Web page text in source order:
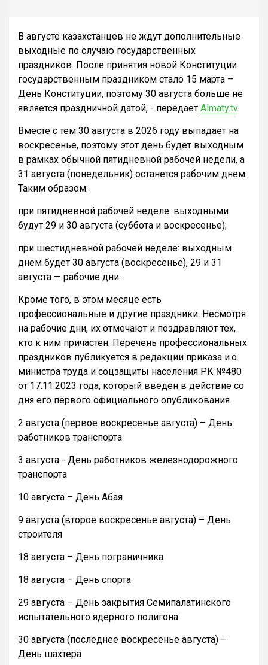
В августе казахстанцев не ждут дополнительные
выходные по случаю государственных
праздников. После принятия новой Конституции
государственным праздником стало 15 марта –
День Конституции, поэтому 30 августа больше не
является праздничной датой, - передает Almaty.tv.
Вместе с тем 30 августа в 2026 году выпадает на
воскресенье, поэтому этот день будет выходным
в рамках обычной пятидневной рабочей недели, а
31 августа (понедельник) останется рабочим днем.
Таким образом:
при пятидневной рабочей неделе: выходными
будут 29 и 30 августа (суббота и воскресенье);
при шестидневной рабочей неделе: выходным
днем будет 30 августа (воскресенье), 29 и 31
августа — рабочие дни.
Кроме того, в этом месяце есть
профессиональные и другие праздники. Несмотря
на рабочие дни, их отмечают и поздравляют тех,
кто к ним причастен. Перечень профессиональных
праздников публикуется в редакции приказа и.о.
министра труда и соцзащиты населения РК №480
от 17.11.2023 года, который введен в действие со
дня его первого официального опубликования.
2 августа (первое воскресенье августа) – День
работников транспорта
3 августа - День работников железнодорожного
транспорта
10 августа – День Абая
9 августа (второе воскресенье августа) – День
строителя
18 августа – День пограничника
18 августа – День спорта
29 августа – День закрытия Семипалатинского
испытательного ядерного полигона
30 августа (последнее воскресенье августа) –
День шахтера